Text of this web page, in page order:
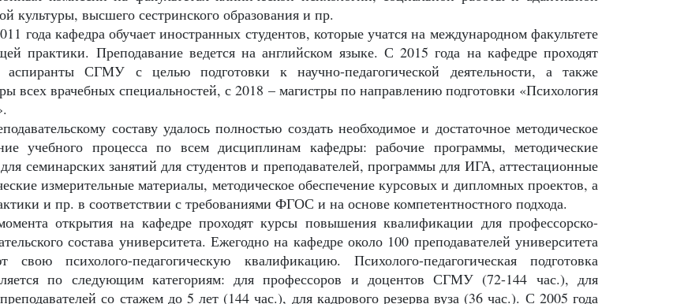
культуры, высшего сестринского образования и пр.
года кафедра обучает иностранных студентов, которые учатся на международном факультете
практики. Преподавание ведется на английском языке. С 2015 года на кафедре проходят
аспиранты СГМУ с целью подготовки к научно-педагогической деятельности, а также
всех врачебных специальностей, с 2018 – магистры по направлению подготовки «Психология
составу удалось полностью создать необходимое и достаточное методическое
учебного процесса по всем дисциплинам кафедры: рабочие программы, методические
семинарских занятий для студентов и преподавателей, программы для ИГА, аттестационные
измерительные материалы, методическое обеспечение курсовых и дипломных проектов, а
и пр. в соответствии с требованиями ФГОС и на основе компетентностного подхода.
открытия на кафедре проходят курсы повышения квалификации для профессорско-
состава университета. Ежегодно на кафедре около 100 преподавателей университета
свою психолого-педагогическую квалификацию. Психолого-педагогическая подготовка
по следующим категориям: для профессоров и доцентов СГМУ (72-144 час.), для
со стажем до 5 лет (144 час.), для кадрового резерва вуза (36 час.). С 2005 года